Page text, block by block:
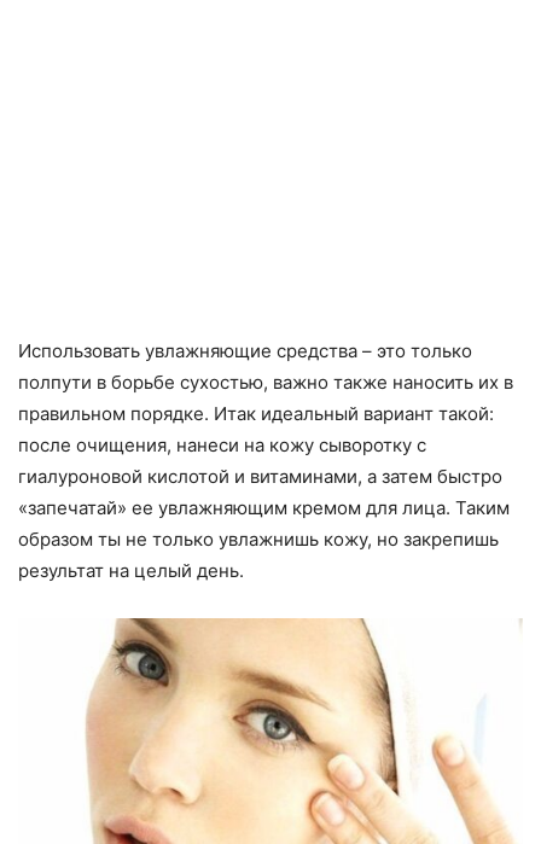
Использовать увлажняющие средства – это только
полпути в борьбе сухостью, важно также наносить их в
правильном порядке. Итак идеальный вариант такой:
после очищения, нанеси на кожу сыворотку с
гиалуроновой кислотой и витаминами, а затем быстро
«запечатай» ее увлажняющим кремом для лица. Таким
образом ты не только увлажнишь кожу, но закрепишь
результат на целый день.